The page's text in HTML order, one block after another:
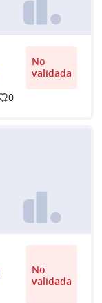
No
validada
0
No
validada